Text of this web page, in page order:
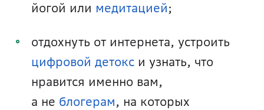
йогой или медитацией;
цифровой детокс и узнать, что
нравится именно вам,
а не блогерам, на которых